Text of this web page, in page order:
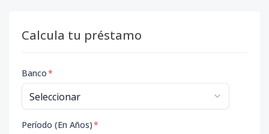
Calcula tu préstamo
Banco*
Período (En Años)*